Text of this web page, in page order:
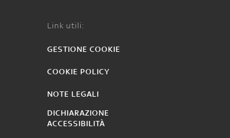
Link utili:
GESTIONE COOKIE
COOKIE POLICY
NOTE LEGALI
DICHIARAZIONE
ACCESSIBILITÀ